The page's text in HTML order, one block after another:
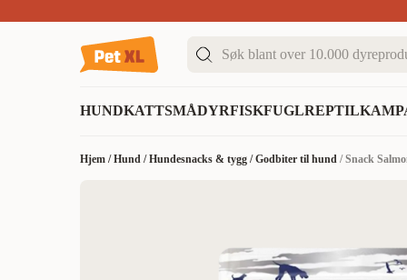
HUNDKATTSMÅDYRFISKFUGLREPTIL
Hjem /Hund /Hundesnacks & tygg /Godbiter til hund /Snack